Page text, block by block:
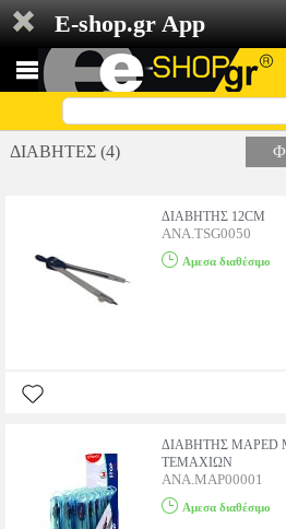
E-shop.gr App
ΔΙΑΒΗΤΕΣ (4)
ΔΙΑΒΗΤΗΣ 12CM
ANA.TSG0050
Αμεσα διαθέσιμο
ΔΙΑΒΗΤΗΣ MAPED
ΤΕΜΑΧΙΩΝ
ANA.MAP00001
Αμεσα διαθέσιμο